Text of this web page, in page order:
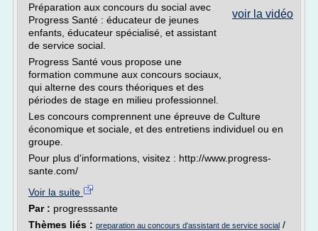
voir la vidéo
Préparation aux concours du social avec
Progress Santé : éducateur de jeunes
enfants, éducateur spécialisé, et assistant
de service social.
Progress Santé vous propose une
formation commune aux concours sociaux,
qui alterne des cours théoriques et des
périodes de stage en milieu professionnel.
Les concours comprennent une épreuve de Culture
économique et sociale, et des entretiens individuel ou en
groupe.
Pour plus d'informations, visitez : http://www.progress-
sante.com/
Voir la suite
Par : progresssante
Thèmes liés : preparation au concours d'assistant de service social /